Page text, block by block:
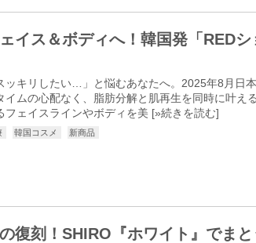
イス＆ボディへ！韓国発「RED
ッキリしたい…」と悩むあなたへ。2025年8月日
イムの心配なく、脂肪分解と肌再生を同時に叶え
フェイスラインやボディを美 [»続きを読む]
韓国コスメ 新商品
復刻！SHIRO『ホワイト』でま